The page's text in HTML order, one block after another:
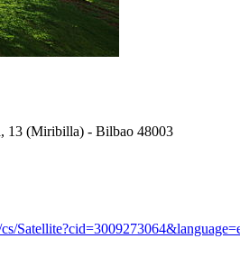
13 (Miribilla) - Bilbao 48003